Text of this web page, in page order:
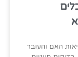
האם והעובר